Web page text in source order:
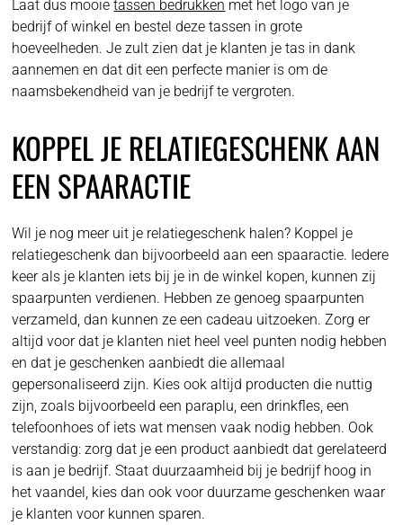
Laat dus mooietassen bedrukken met het logo van je
bedrijf of winkel en bestel deze tassen in grote
hoeveelheden. Je zult zien dat je klanten je tas in dank
aannemen en dat dit een perfecte manier is om de
naamsbekendheid van je bedrijf te vergroten.
KOPPEL JE RELATIEGESCHENK AAN
EEN SPAARACTIE
Wil je nog meer uit je relatiegeschenk halen? Koppel je
relatiegeschenk dan bijvoorbeeld aan een spaaractie. Iedere
keer als je klanten iets bij je in de winkel kopen, kunnen zij
spaarpunten verdienen. Hebben ze genoeg spaarpunten
verzameld, dan kunnen ze een cadeau uitzoeken. Zorg er
altijd voor dat je klanten niet heel veel punten nodig hebben
en dat je geschenken aanbiedt die allemaal
gepersonaliseerd zijn. Kies ook altijd producten die nuttig
zijn, zoals bijvoorbeeld een paraplu, een drinkfles, een
telefoonhoes of iets wat mensen vaak nodig hebben. Ook
verstandig: zorg dat je een product aanbiedt dat gerelateerd
is aan je bedrijf. Staat duurzaamheid bij je bedrijf hoog in
het vaandel, kies dan ook voor duurzame geschenken waar
je klanten voor kunnen sparen.